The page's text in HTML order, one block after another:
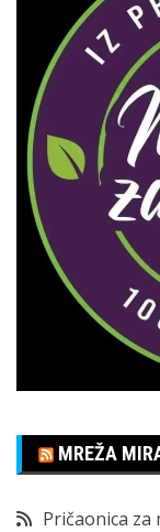
MREŽA
Pričaonica